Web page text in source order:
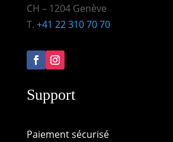
CH – 1204 Genève
T. +41 22 310 70 70
Support
Paiement sécurisé